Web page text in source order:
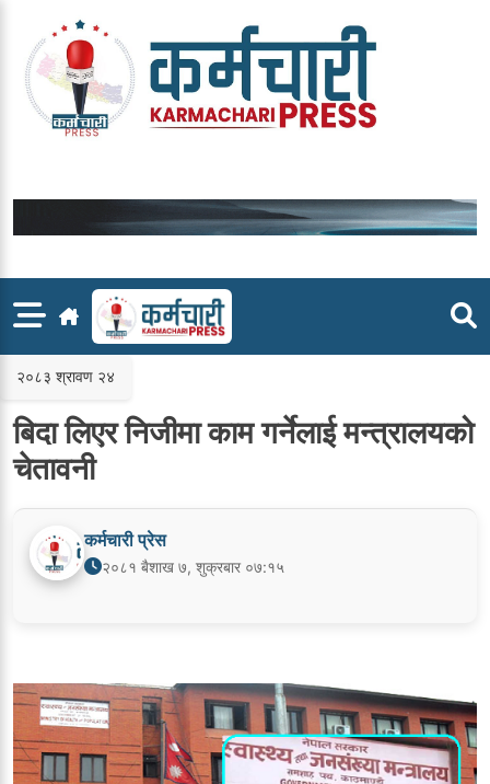
content
२०८३ श्रावण २४
बिदा लिएर निजीमा काम गर्नेलाई मन्त्रालयको
चेतावनी
कर्मचारी प्रेस
२०८१ बैशाख ७, शुक्रबार ०७:१५